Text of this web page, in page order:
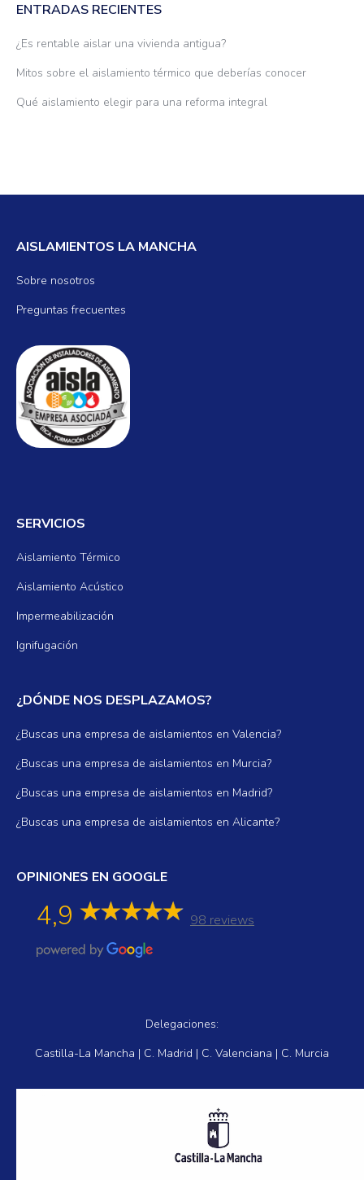
ENTRADAS RECIENTES
¿Es rentable aislar una vivienda antigua?
Mitos sobre el aislamiento térmico que deberías conocer
Qué aislamiento elegir para una reforma integral
AISLAMIENTOS LA MANCHA
Sobre nosotros
Preguntas frecuentes
SERVICIOS
Aislamiento Térmico
Aislamiento Acústico
Impermeabilización
Ignifugación
¿DÓNDE NOS DESPLAZAMOS?
¿Buscas una empresa de aislamientos en Valencia?
¿Buscas una empresa de aislamientos en Murcia?
¿Buscas una empresa de aislamientos en Madrid?
¿Buscas una empresa de aislamientos en Alicante?
OPINIONES EN GOOGLE
4,9 98 reviews
Delegaciones:
Castilla-La Mancha | C. Madrid | C. Valenciana | C. Murcia